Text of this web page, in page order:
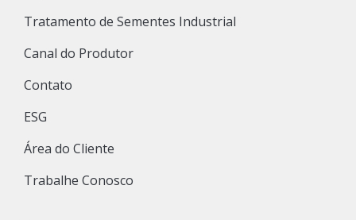
Tratamento de Sementes Industrial
Canal do Produtor
Contato
ESG
Área do Cliente
Trabalhe Conosco